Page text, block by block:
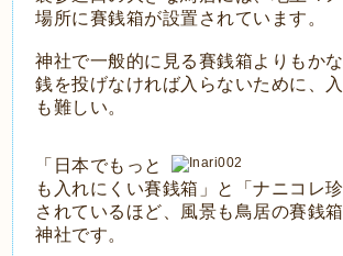
場所に賽銭箱が設置されています。
神社で一般的に見る賽銭箱よりもか
銭を投げなければ入らないために、
も難しい。
「日本でもっと
も入れにくい賽銭箱」と「ナニコレ
されているほど、風景も鳥居の賽銭
神社です。